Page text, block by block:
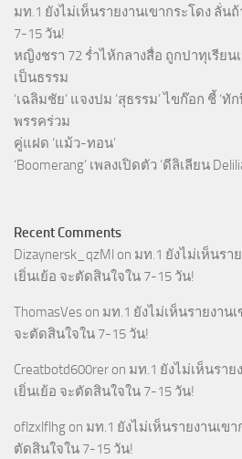
มท.1 ยังไม่เห็นรายงานเขากระโดง ลั่น
7-15 วัน!
หญิงชรา 72 ร่ำไห้กลางสื่อ ถูกปาทุเรีย
เป็นธรรม
‘เฉลิมชัย’ แจงปม ‘สุธรรม’ ไขก๊อก ชี้ ‘
พรรคร่วม
คู่แฝด ‘แม้ว-ทอน’
‘Boomerang’ เพลงเปิดตัว ‘ดีลิเลียน
Recent Comments
Dizaynersk_qzMl on มท.1 ยังไม่เห็นรา
เยิ่นเย้อ จะตัดสินใจใน 7-15 วัน!
ThomasVes on มท.1 ยังไม่เห็นรายงาน
จะตัดสินใจใน 7-15 วัน!
Creatbotd600rer on มท.1 ยังไม่เห็นราย
เยิ่นเย้อ จะตัดสินใจใน 7-15 วัน!
oflzxlflhg on มท.1 ยังไม่เห็นรายงานเข
ตัดสินใจใน 7-15 วัน!